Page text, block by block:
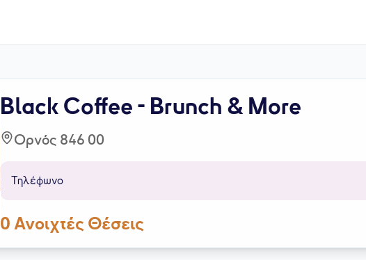
Black Coffee - Brunch & More
Ορνός 846 00
Τηλέφωνο
0 Ανοιχτές Θέσεις